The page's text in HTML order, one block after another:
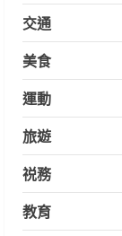
交通
美食
運動
旅遊
祱務
教育